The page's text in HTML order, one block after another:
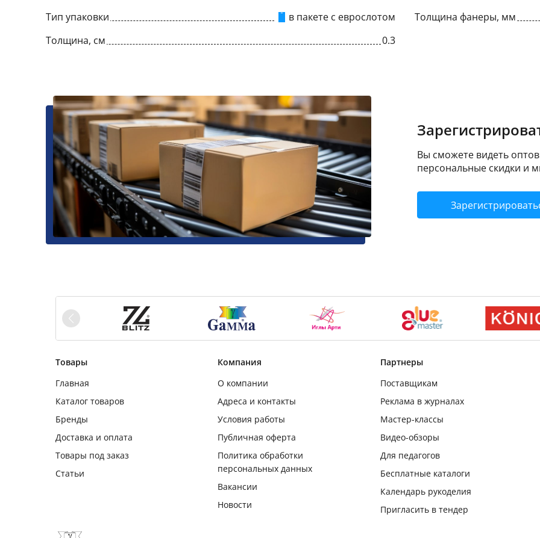
Тип упаковки
в пакете с еврослотом Толщина фанеры, мм
Толщина, см
0.3
Вы сможете видеть
персональные скидки и
Товары
Главная
Каталог товаров
Бренды
Доставка и оплата
Товары под заказ
Статьи
Компания
О компании
Адреса и контакты
Условия работы
Публичная оферта
Политика обработки
персональных данных
Вакансии
Новости
Партнеры
Поставщикам
Реклама в журналах
Мастер-классы
Видео-обзоры
Для педагогов
Бесплатные каталоги
Календарь рукоделия
Пригласить в тендер